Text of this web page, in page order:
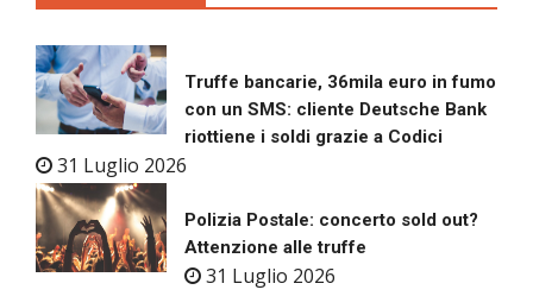
Truffe bancarie, 36mila euro in fumo
con un SMS: cliente Deutsche Bank
riottiene i soldi grazie a Codici
31 Luglio 2026
Polizia Postale: concerto sold out?
Attenzione alle truffe
31 Luglio 2026